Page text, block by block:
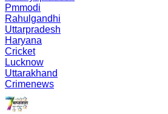
Pmmodi
Rahulgandhi
Uttarpradesh
Haryana
Cricket
Lucknow
Uttarakhand
Crimenews